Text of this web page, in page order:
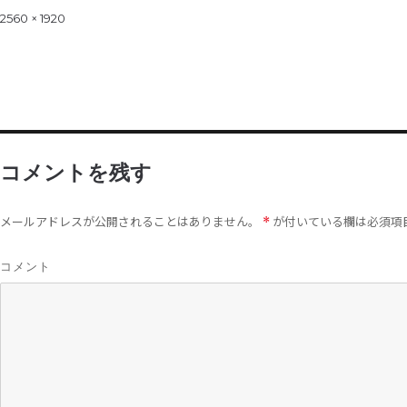
on
Full
2560 × 1920
コメントを残す
メールアドレスが公開されることはありません。 * が付いている欄は必須項
コメント